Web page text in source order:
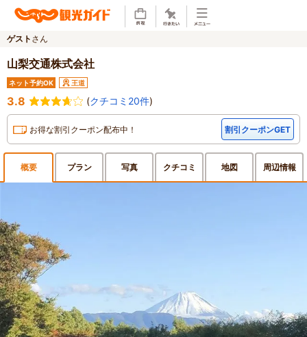
ゲスト さん
山梨交通株式会社
ネット予約OK 王道
3.8 (クチコミ20件)
お得な割引クーポン配布中！ 割引クーポンGET
概要 プラン 写真 クチコミ 地図 周辺情報